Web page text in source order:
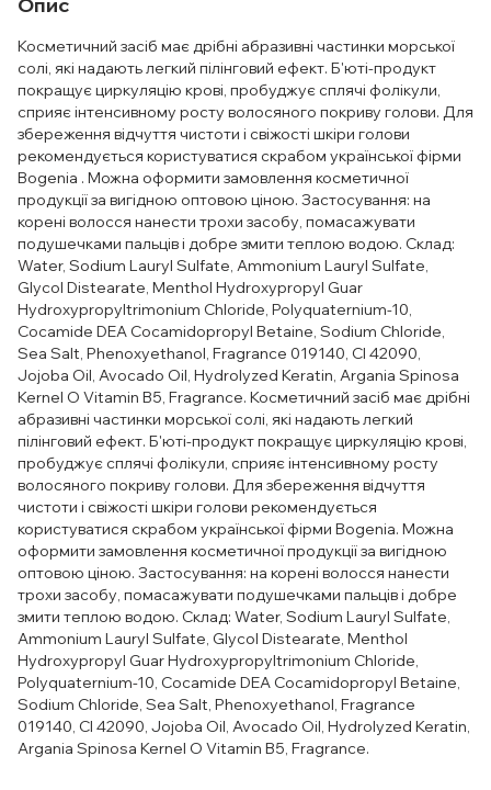
Косметичний засіб має дрібні абразивні частинки морської
солі, які надають легкий пілінговий ефект. Б'юті-продукт
покращує циркуляцію крові, пробуджує сплячі фолікули,
сприяє інтенсивному росту волосяного покриву голови. Для
збереження відчуття чистоти і свіжості шкіри голови
рекомендується користуватися скрабом української фірми
Bogenia . Можна оформити замовлення косметичної
продукції за вигідною оптовою ціною. Застосування: на
корені волосся нанести трохи засобу, помасажувати
подушечками пальців і добре змити теплою водою. Склад:
Water, Sodium Lauryl Sulfate, Ammonium Lauryl Sulfate,
Glycol Distearate, Menthol Hydroxypropyl Guar
Hydroxypropyltrimonium Chloride, Polyquaternium-10,
Cocamide DEA Cocamidopropyl Betaine, Sodium Chloride,
Sea Salt, Phenoxyethanol, Fragrance 019140, CI 42090,
Jojoba Oil, Avocado Oil, Hydrolyzed Keratin, Argania Spinosa
Kernel O Vitamin B5, Fragrance. Косметичний засіб має дрібні
абразивні частинки морської солі, які надають легкий
пілінговий ефект. Б'юті-продукт покращує циркуляцію крові,
пробуджує сплячі фолікули, сприяє інтенсивному росту
волосяного покриву голови. Для збереження відчуття
чистоти і свіжості шкіри голови рекомендується
користуватися скрабом української фірми Bogenia. Можна
оформити замовлення косметичної продукції за вигідною
оптовою ціною. Застосування: на корені волосся нанести
трохи засобу, помасажувати подушечками пальців і добре
змити теплою водою. Склад: Water, Sodium Lauryl Sulfate,
Ammonium Lauryl Sulfate, Glycol Distearate, Menthol
Hydroxypropyl Guar Hydroxypropyltrimonium Chloride,
Polyquaternium-10, Cocamide DEA Cocamidopropyl Betaine,
Sodium Chloride, Sea Salt, Phenoxyethanol, Fragrance
019140, CI 42090, Jojoba Oil, Avocado Oil, Hydrolyzed Keratin,
Argania Spinosa Kernel O Vitamin B5, Fragrance.